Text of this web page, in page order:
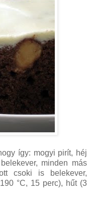
így: mogyi pirít, héj
minden más
csoki is belekever,
°C, 15 perc), hűt (3